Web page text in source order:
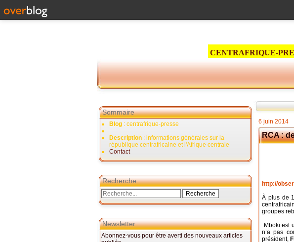
CENTRAFRIQUE-
Sommaire
Blog : centrafrique-presse
Description : informations générales sur la
république centrafricaine et l'Afrique centrale
Contact
Recherche
Newsletter
Abonnez-vous pour être averti des nouveaux articles
6 juin 2014
RCA :
http://
À plus de
groupes
Mboki est
n’a pas
président,